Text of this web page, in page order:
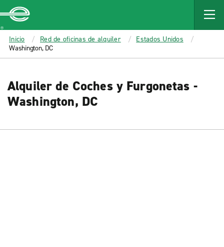
MAIN
CONTENT
Enterprise
Inicio Red de oficinas de alquiler
Estados Unidos
Washington, DC
Alquiler de Coches y Furgonetas -
Washington, DC